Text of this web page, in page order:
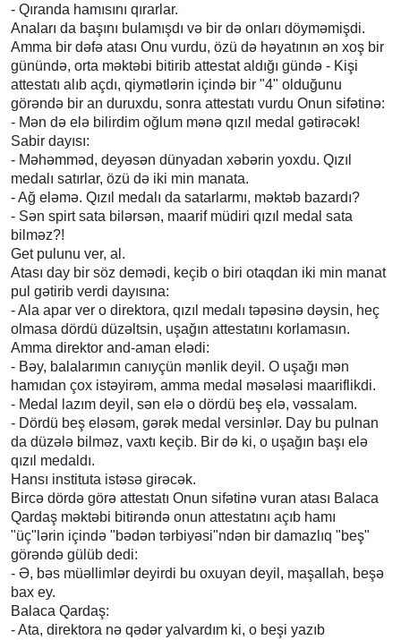
- Qıranda hamısını qırarlar.
Anaları da başını bulamışdı və bir də onları döyməmişdi.
Amma bir dəfə atası Onu vurdu, özü də həyatının ən xoş bir
günündə, orta məktəbi bitirib attestat aldığı gündə - Kişi
attestatı alıb açdı, qiymətlərin içində bir "4" olduğunu
görəndə bir an duruxdu, sonra attestatı vurdu Onun sifətinə:
- Mən də elə bilirdim oğlum mənə qızıl medal gətirəcək!
Sabir dayısı:
- Məhəmməd, deyəsən dünyadan xəbərin yoxdu. Qızıl
medalı satırlar, özü də iki min manata.
- Ağ eləmə. Qızıl medalı da satarlarmı, məktəb bazardı?
- Sən spirt sata bilərsən, maarif müdiri qızıl medal sata
bilməz?!
Get pulunu ver, al.
Atası day bir söz demədi, keçib o biri otaqdan iki min manat
pul gətirib verdi dayısına:
- Ala apar ver o direktora, qızıl medalı təpəsinə dəysin, heç
olmasa dördü düzəltsin, uşağın attestatını korlamasın.
Amma direktor and-aman elədi:
- Bəy, balalarımın canıyçün mənlik deyil. O uşağı mən
hamıdan çox istəyirəm, amma medal məsələsi maariflikdi.
- Medal lazım deyil, sən elə o dördü beş elə, vəssalam.
- Dördü beş eləsəm, gərək medal versinlər. Day bu pulnan
da düzələ bilməz, vaxtı keçib. Bir də ki, o uşağın başı elə
qızıl medaldı.
Hansı instituta istəsə girəcək.
Bircə dördə görə attestatı Onun sifətinə vuran atası Balaca
Qardaş məktəbi bitirəndə onun attestatını açıb hamı
"üç"lərin içində "bədən tərbiyəsi"ndən bir damazlıq "beş"
görəndə gülüb dedi:
- Ə, bəs müəllimlər deyirdi bu oxuyan deyil, maşallah, beşə
bax ey.
Balaca Qardaş:
- Ata, direktora nə qədər yalvardım ki, o beşi yazıb